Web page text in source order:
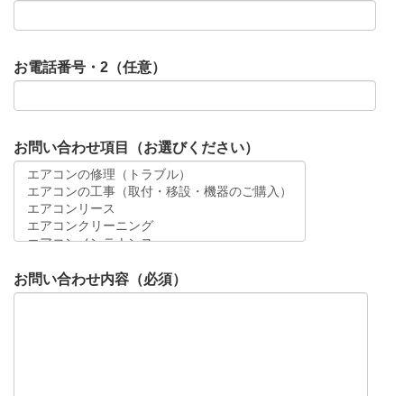
お電話番号・2（任意）
お問い合わせ項目（お選びください）
お問い合わせ内容（必須）